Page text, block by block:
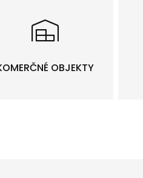
OBJEKTY